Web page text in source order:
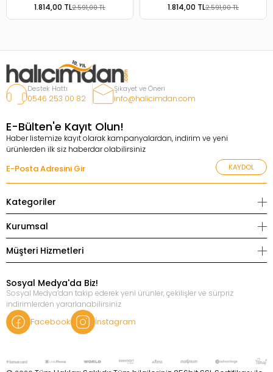
1.814,00 TL2.591,00 TL 1.814,00 TL2.591,00 TL
Destek Hattı
0546 253 00 82
Şikayet ve Öneri
info@halicimdan.com
E-Bülten'e Kayıt Olun!
Haber listemize kayıt olarak kampanyalardan, indirim ve yeni
ürünlerden ilk siz haberdar olabilirsiniz
KAYDOL
Kategoriler
Kurumsal
Müşteri Hizmetleri
Sosyal Medya'da Biz!
Sosyal Medya’dan takip ederek yeni ürünler, çekilişler ve sürpriz
indirimlerden yararlanabilirsiniz
Facebook İnstagram